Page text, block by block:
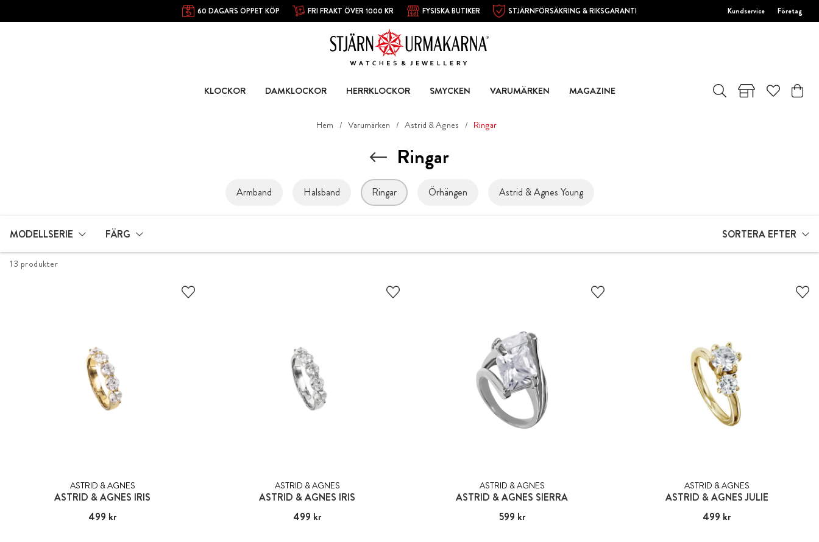
60 DAGARS ÖPPET KÖP FRI FRAKT ÖVER 1000 KR FYSISKA BUTIKER STJÄRNFÖRSÄKRING & RIKSGARANTI Kundservice Företag
KLOCKOR DAMKLOCKOR HERRKLOCKOR SMYCKEN VARUMÄRKEN MAGAZINE
Hem Varumärken Astrid & Agnes Ringar
Ringar
Armband Halsband Ringar Örhängen Astrid & Agnes Young
MODELLSERIE FÄRG SORTERA EFTER
13 produkter
ASTRID & AGNES
ASTRID & AGNES IRIS
Pris:499 kr
499 kr
ASTRID & AGNES
ASTRID & AGNES IRIS
Pris:499 kr
499 kr
ASTRID & AGNES
ASTRID & AGNES SIERRA
Pris:599 kr
599 kr
ASTRID & AGNES
ASTRID & AGNES JULIE
Pris:499 kr
499 kr